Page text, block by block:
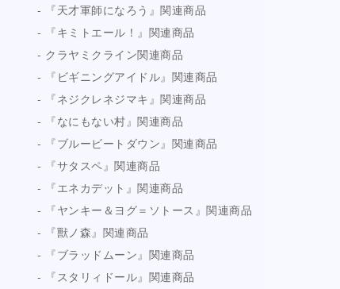
『天才軍師になろう』関連商品
『キミトエール！』関連商品
クラヤミクライン関連商品
『ビギニングアイドル』関連商品
『ネジクレネジマキ』関連商品
『なにもない村』関連商品
『ブルービートダウン』関連商品
『サタスペ』関連商品
『エネカデット』関連商品
『ヤンキー＆ヨグ＝ソトース』関連商品
『獸ノ森』関連商品
『ブラッドムーン』関連商品
『スタリィドール』関連商品